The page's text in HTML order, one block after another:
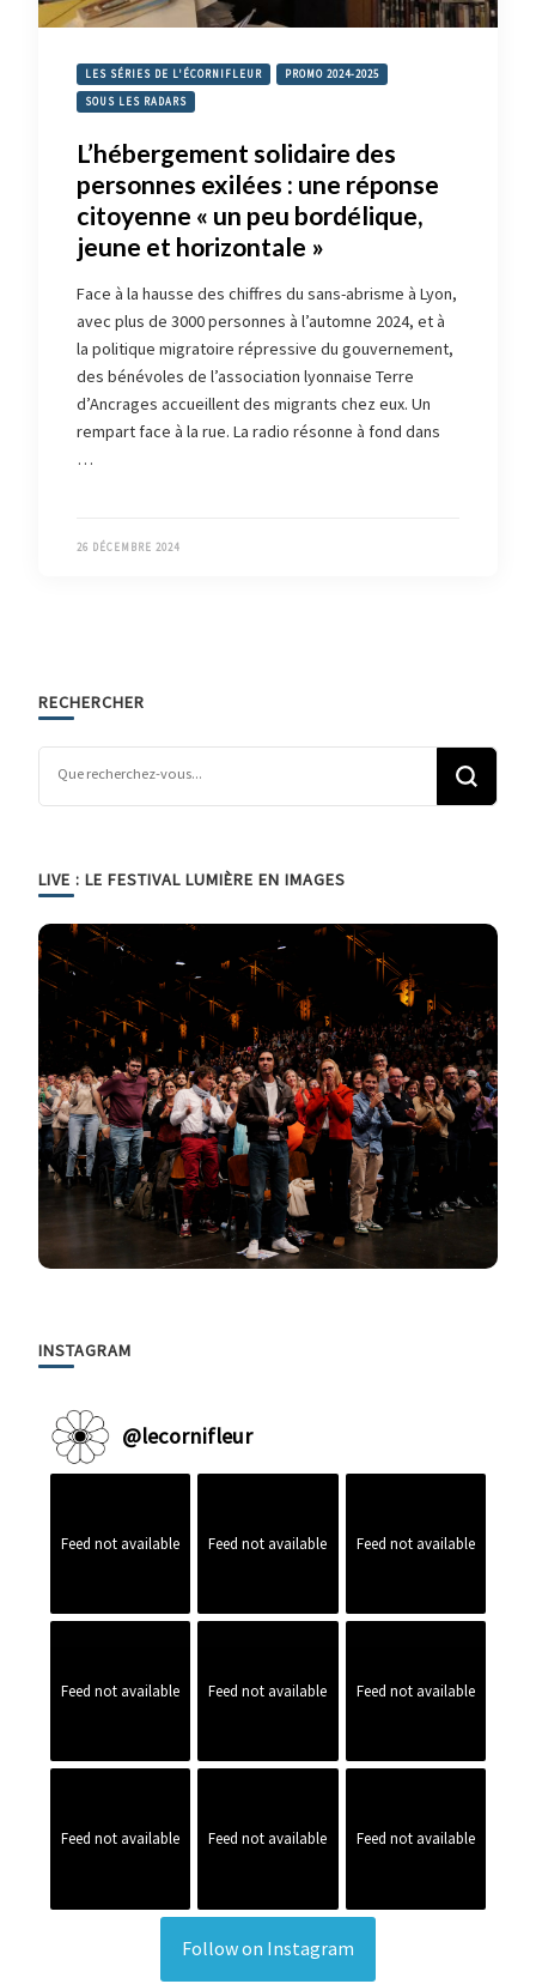
LES SÉRIES DE L'ÉCORNIFLEUR PROMO 2024-2025
SOUS LES RADARS
L’hébergement solidaire des
personnes exilées : une réponse
citoyenne « un peu bordélique,
jeune et horizontale »
Face à la hausse des chiffres du sans-abrisme à Lyon,
avec plus de 3000 personnes à l’automne 2024, et à
la politique migratoire répressive du gouvernement,
des bénévoles de l’association lyonnaise Terre
d’Ancrages accueillent des migrants chez eux. Un
rempart face à la rue. La radio résonne à fond dans
…
26 DÉCEMBRE 2024
RECHERCHER
LIVE : LE FESTIVAL LUMIÈRE EN IMAGES
INSTAGRAM
@lecornifleur
Feed not available Feed not available Feed not available
Feed not available Feed not available Feed not available
Feed not available Feed not available Feed not available
Follow on Instagram